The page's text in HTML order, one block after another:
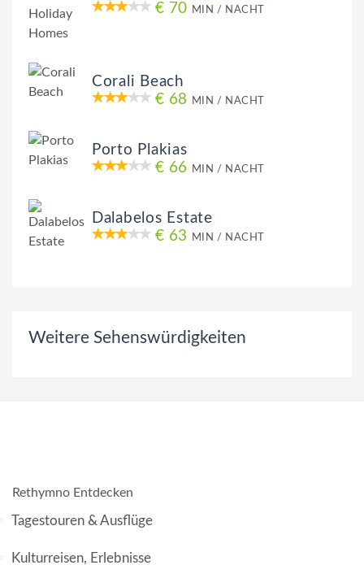
€ 70 MIN / NACHT
Corali Beach
€ 68
MIN / NACHT
Porto Plakias
€ 66 MIN / NACHT
Dalabelos Estate
€ 63
MIN / NACHT
Weitere Sehenswürdigkeiten
Rethymno Entdecken
Tagestouren & Ausflüge
Kulturreisen, Erlebnisse